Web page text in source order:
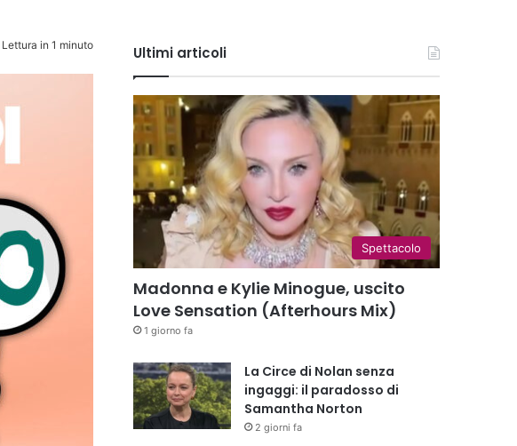
Lettura in 1 minuto Ultimi articoli
Spettacolo
Madonna e Kylie Minogue, uscito
Love Sensation (Afterhours Mix)
1 giorno fa
La Circe di Nolan senza
ingaggi: il paradosso di
Samantha Norton
2 giorni fa